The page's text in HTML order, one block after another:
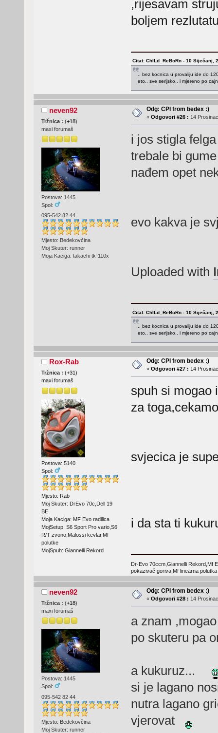
,rijesavam
boljem
Citat: ChILd_ReBoRn - 10 Siječanj,
.. bez kocnica u provaliju ide do
eto.. sve serijsko.. i mjereno po
neven92
Tržnica : (+18)
maxi forumaš
Postova: 1445
Spol:
095-542 82 44
Mjesto: Bedekovčina
Moj Skuter: runner
Moja Kaciga: takachi tk-110x
Odg: CPI from bedex :)
« Odgovori #26 : 14
i jos stigla
trebale bi
nađem opet
evo kakva je
Uploaded with
Citat: ChILd_ReBoRn - 10 Siječanj,
.. bez kocnica u provaliju ide do
eto.. sve serijsko.. i mjereno po
Rox-Rab
Tržnica : (+31)
maxi forumaš
Postova: 5140
Spol:
Mjesto: Rab
Moj Skuter: DrEvo 70c,Dell 19
BE
Moja Kaciga: MF Evo radilica
MojSetup: S6 Sport Pro vario,S6
R/T zvono,Malossi kevlar,Mf
polutke
MojSpuh: Giannelli Rekord
Odg: CPI from bedex :)
« Odgovori #27 : 14
spuh si mogao
za
svjecica je
i da sta ti
Dr-Evo 70ccm,Giannelli Rekord,Mf
pokazivač goriva,Mf linearna polutka
neven92
Tržnica : (+18)
maxi forumaš
Postova: 1445
Spol:
095-542 82 44
Mjesto: Bedekovčina
Moj Skuter: runner
Odg: CPI from bedex :)
« Odgovori #28 : 14
a znam
po skuteru pa
a kukuruz...
si je lagano
nutra lagano
vjerovat